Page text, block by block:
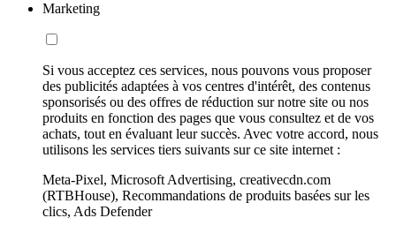
Marketing
Si vous acceptez ces services, nous pouvons vous proposer
des publicités adaptées à vos centres d'intérêt, des contenus
sponsorisés ou des offres de réduction sur notre site ou nos
produits en fonction des pages que vous consultez et de vos
achats, tout en évaluant leur succès. Avec votre accord, nous
utilisons les services tiers suivants sur ce site internet :
Meta-Pixel, Microsoft Advertising, creativecdn.com
(RTBHouse), Recommandations de produits basées sur les
clics, Ads Defender